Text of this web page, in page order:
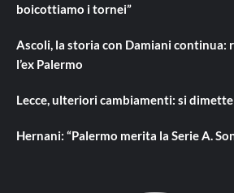
boicottiamo i tornei”
Ascoli, la storia con Damiani continua:
l’ex Palermo
Lecce, ulteriori cambiamenti: si dimette
Hernani: “Palermo merita la Serie A.